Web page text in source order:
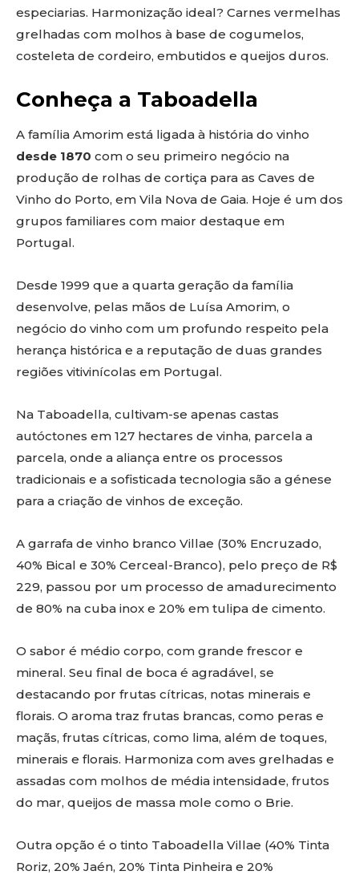
especiarias. Harmonização ideal? Carnes vermelhas
grelhadas com molhos à base de cogumelos,
costeleta de cordeiro, embutidos e queijos duros.
Conheça a Taboadella
A família Amorim está ligada à história do vinho
desde 1870 com o seu primeiro negócio na
produção de rolhas de cortiça para as Caves de
Vinho do Porto, em Vila Nova de Gaia. Hoje é um dos
grupos familiares com maior destaque em
Portugal.
Desde 1999 que a quarta geração da família
desenvolve, pelas mãos de Luísa Amorim, o
negócio do vinho com um profundo respeito pela
herança histórica e a reputação de duas grandes
regiões vitivinícolas em Portugal.
Na Taboadella, cultivam-se apenas castas
autóctones em 127 hectares de vinha, parcela a
parcela, onde a aliança entre os processos
tradicionais e a sofisticada tecnologia são a génese
para a criação de vinhos de exceção.
A garrafa de vinho branco Villae (30% Encruzado,
40% Bical e 30% Cerceal-Branco), pelo preço de R$
229, passou por um processo de amadurecimento
de 80% na cuba inox e 20% em tulipa de cimento.
O sabor é médio corpo, com grande frescor e
mineral. Seu final de boca é agradável, se
destacando por frutas cítricas, notas minerais e
florais. O aroma traz frutas brancas, como peras e
maçãs, frutas cítricas, como lima, além de toques,
minerais e florais. Harmoniza com aves grelhadas e
assadas com molhos de média intensidade, frutos
do mar, queijos de massa mole como o Brie.
Outra opção é o tinto Taboadella Villae (40% Tinta
Roriz, 20% Jaén, 20% Tinta Pinheira e 20%